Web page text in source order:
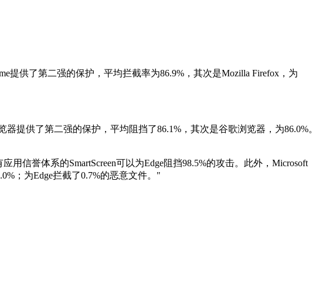
提供了第二强的保护，平均拦截率为86.9%，其次是Mozilla Firefox，为
提供了第二强的保护，平均阻挡了86.1%，其次是谷歌浏览器，为86.0%。
信誉体系的SmartScreen可以为Edge阻挡98.5%的攻击。此外，Microsoft
；为Edge拦截了0.7%的恶意文件。"